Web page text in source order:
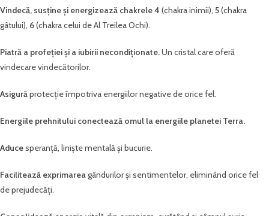
Vindecă, susține și energizează chakrele 4 (chakra inimii), 5(chakra
gâtului), 6(chakra celui de Al Treilea Ochi).
Piatră a profețieiși a iubirii necondiționate.Un cristal care oferă
vindecare vindecătorilor.
Asigurăprotecție împotriva energiilor negative de orice fel.
Energiile prehnitului conectează omul la energiile planetei Terra.
Aducesperanță, liniște mentală și bucurie.
Facilitează exprimareagândurilor și sentimentelor, eliminând orice fel
de prejudecăți.